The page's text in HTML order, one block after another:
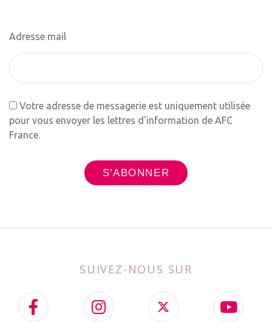
Adresse mail
Votre adresse de messagerie est uniquement utilisée
pour vous envoyer les lettres d'information de AFC
France.
SUIVEZ-NOUS SUR